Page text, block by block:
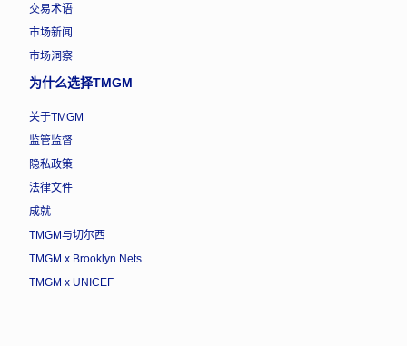
交易术语
市场新闻
市场洞察
为什么选择TMGM
关于TMGM
监管监督
隐私政策
法律文件
成就
TMGM与切尔西
TMGM x Brooklyn Nets
TMGM x UNICEF